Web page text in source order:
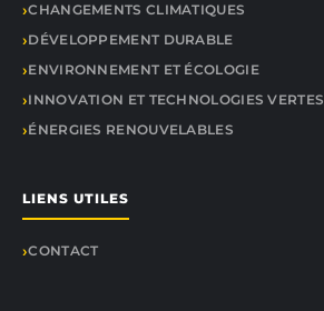
CHANGEMENTS CLIMATIQUES
DÉVELOPPEMENT DURABLE
ENVIRONNEMENT ET ÉCOLOGIE
INNOVATION ET TECHNOLOGIES VERTES
ÉNERGIES RENOUVELABLES
LIENS UTILES
CONTACT